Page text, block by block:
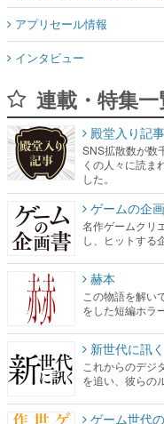
アプリセール情報
インタビュー
連載・特集一
殿堂入り記事
SNS拡散数が数
くの人々に読ま
した。
ゲームの企
名作ゲームクリ
し、ヒットする
赫本
この物語を解い
をした短編ホラ
新世代に訊く
これからのデジ
を追い、彼らの
ゲーム世代